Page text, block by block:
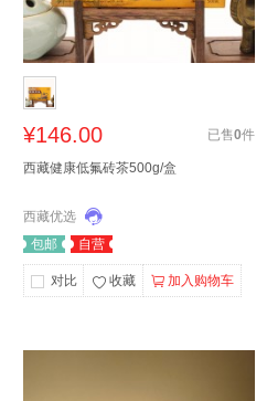
¥146.00 已售0件
西藏健康低氟砖茶500g/盒
西藏优选
包邮
自营
对比 收藏 加入购物车